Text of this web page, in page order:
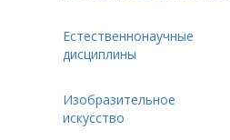
Естественнонаучные
дисциплины
Изобразительное
искусство